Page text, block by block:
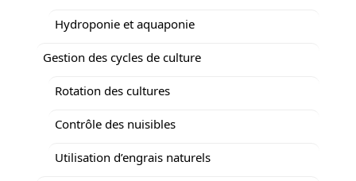
Hydroponie et aquaponie
Gestion des cycles de culture
Rotation des cultures
Contrôle des nuisibles
Utilisation d’engrais naturels